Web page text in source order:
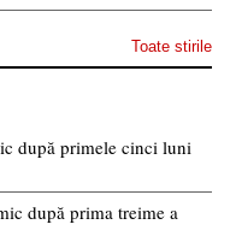
Toate stirile
după primele cinci luni
după prima treime a